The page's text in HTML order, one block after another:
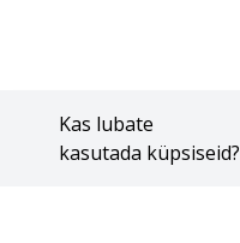
Kas lubate
kasutada küpsiseid?